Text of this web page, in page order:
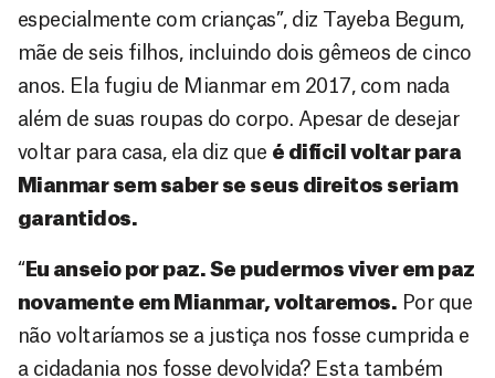
especialmente com crianças”, diz Tayeba Begum,
mãe de seis filhos, incluindo dois gêmeos de cinco
anos. Ela fugiu de Mianmar em 2017, com nada
além de suas roupas do corpo. Apesar de desejar
voltar para casa, ela diz que é difícil voltar para
Mianmar sem saber se seus direitos seriam
garantidos.
“ Eu anseio por paz. Se pudermos viver em paz
novamente em Mianmar, voltaremos. Por que
não voltaríamos se a justiça nos fosse cumprida e
a cidadania nos fosse devolvida? Esta também